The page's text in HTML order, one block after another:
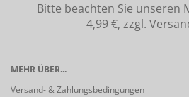
Bitte beachten Sie unseren
4,99 €, zzgl.
MEHR ÜBER...
Versand- & Zahlungsbedingungen